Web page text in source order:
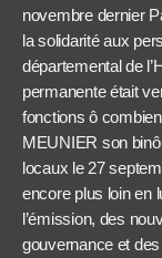
novembre dernier
la solidarité aux
départemental de
permanente était
fonctions ô
MEUNIER son
locaux le 27
encore plus loin en
l’émission, des
gouvernance et